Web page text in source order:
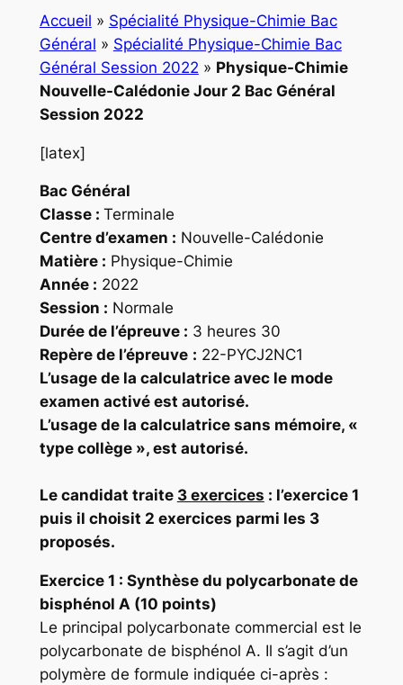
Accueil » Spécialité Physique-Chimie Bac
Général » Spécialité Physique-Chimie Bac
Général Session 2022 » Physique-Chimie
Nouvelle-Calédonie Jour 2 Bac Général
Session 2022
[latex]
Bac Général
Classe : Terminale
Centre d’examen : Nouvelle-Calédonie
Matière : Physique-Chimie
Année : 2022
Session : Normale
Durée de l’épreuve : 3 heures 30
Repère de l’épreuve : 22-PYCJ2NC1
L’usage de la calculatrice avec le mode
examen activé est autorisé.
L’usage de la calculatrice sans mémoire, «
type collège », est autorisé.
Le candidat traite 3 exercices : l’exercice 1
puis il choisit 2 exercices parmi les 3
proposés.
Exercice 1 : Synthèse du polycarbonate de
bisphénol A (10 points)
Le principal polycarbonate commercial est le
polycarbonate de bisphénol A. Il s’agit d’un
polymère de formule indiquée ci-après :